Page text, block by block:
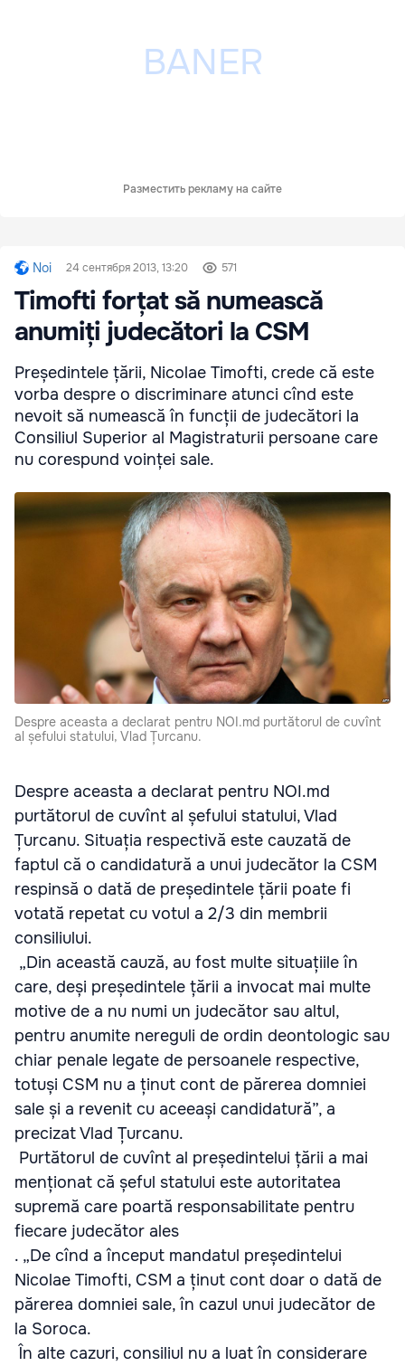
Разместить рекламу на сайте
Noi 24 сентября 2013, 13:20 571
Timofti forțat să numească
anumiți judecători la CSM
Președintele țării, Nicolae Timofti, crede că este
vorba despre o discriminare atunci cînd este
nevoit să numească în funcții de judecători la
Consiliul Superior al Magistraturii persoane care
nu corespund voinței sale.
Despre aceasta a declarat pentru NOI.md purtătorul de cuvînt
al șefului statului, Vlad Țurcanu.
Despre aceasta a declarat pentru NOI.md
purtătorul de cuvînt al șefului statului, Vlad
Țurcanu. Situația respectivă este cauzată de
faptul că o candidatură a unui judecător la CSM
respinsă o dată de președintele țării poate fi
votată repetat cu votul a 2/3 din membrii
consiliului.
„Din această cauză, au fost multe situațiile în
care, deși președintele țării a invocat mai multe
motive de a nu numi un judecător sau altul,
pentru anumite nereguli de ordin deontologic sau
chiar penale legate de persoanele respective,
totuși CSM nu a ținut cont de părerea domniei
sale și a revenit cu aceeași candidatură”, a
precizat Vlad Țurcanu.
Purtătorul de cuvînt al președintelui țării a mai
menționat că șeful statului este autoritatea
supremă care poartă responsabilitate pentru
fiecare judecător ales
. „De cînd a început mandatul președintelui
Nicolae Timofti, CSM a ținut cont doar o dată de
părerea domniei sale, în cazul unui judecător de
la Soroca.
În alte cazuri, consiliul nu a luat în considerare